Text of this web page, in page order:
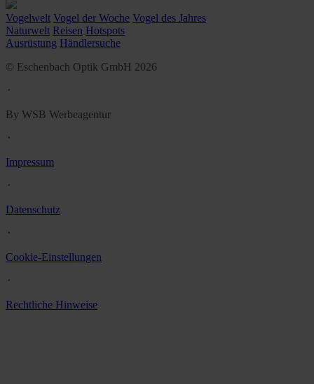
Vogelwelt Vogel der Woche Vogel des Jahres
Naturwelt Reisen Hotspots
Ausrüstung Händlersuche
© Eschenbach Optik GmbH 2026
᛫
By WSB Werbeagentur
᛫
Impressum
᛫
Datenschutz
᛫
Cookie-Einstellungen
᛫
Rechtliche Hinweise